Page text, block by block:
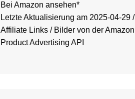
Bei Amazon ansehen*
Letzte Aktualisierung am 2025-04-29 /
Affiliate Links / Bilder von der Amazon
Product Advertising API